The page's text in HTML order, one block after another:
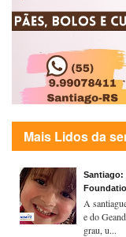
Mais Lidos da
Santiago:
A
e do
grau, u...